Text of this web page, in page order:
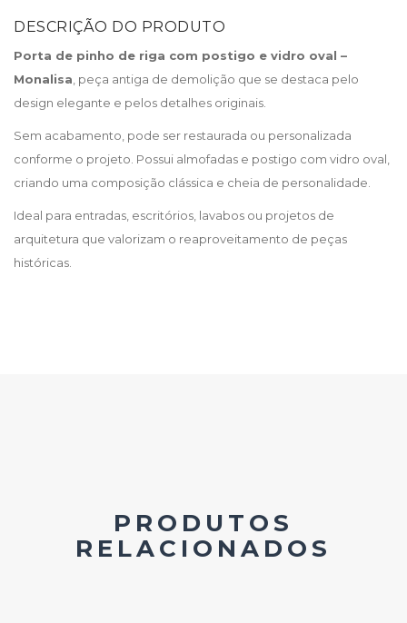
DESCRIÇÃO DO PRODUTO
Porta de pinho de riga com postigo e vidro oval –
Monalisa , peça antiga de demolição que se destaca pelo
design elegante e pelos detalhes originais.
Sem acabamento, pode ser restaurada ou personalizada
conforme o projeto. Possui almofadas e postigo com vidro oval,
criando uma composição clássica e cheia de personalidade.
Ideal para entradas, escritórios, lavabos ou projetos de
arquitetura que valorizam o reaproveitamento de peças
históricas.
PRODUTOS
RELACIONADOS